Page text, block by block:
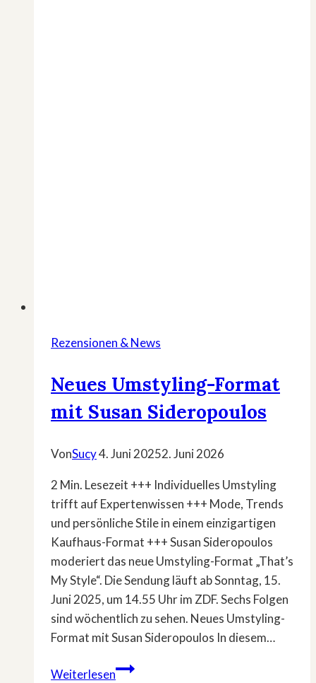
Rezensionen & News
Neues Umstyling-Format
mit Susan Sideropoulos
VonSucy4. Juni 20252. Juni 2026
2 Min. Lesezeit +++ Individuelles Umstyling
trifft auf Expertenwissen +++ Mode, Trends
und persönliche Stile in einem einzigartigen
Kaufhaus-Format +++ Susan Sideropoulos
moderiert das neue Umstyling-Format „That’s
My Style“. Die Sendung läuft ab Sonntag, 15.
Juni 2025, um 14.55 Uhr im ZDF. Sechs Folgen
sind wöchentlich zu sehen. Neues Umstyling-
Format mit Susan Sideropoulos In diesem…
WeiterlesenNeues